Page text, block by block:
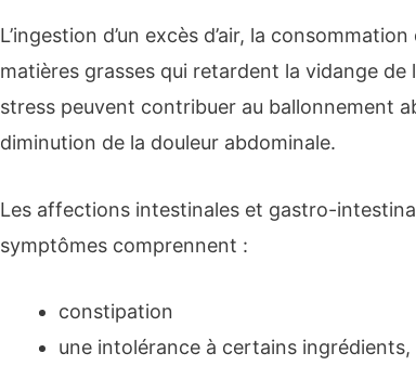
L’ingestion d’un excès d’air, la
matières grasses qui retardent la vidange de
stress peuvent contribuer au ballonnement
diminution de la douleur abdominale.
Les affections intestinales et gastro-
symptômes comprennent :
constipation
une intolérance à certains